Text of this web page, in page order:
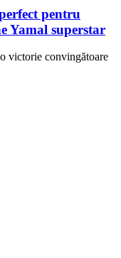
pentru
Yamal superstar
victorie convingătoare